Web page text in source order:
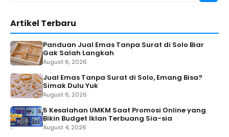
Artikel Terbaru
Panduan Jual Emas Tanpa Surat di Solo Biar
Gak Salah Langkah
August 6, 2026
Jual Emas Tanpa Surat di Solo, Emang Bisa?
Simak Dulu Yuk
August 6, 2026
5 Kesalahan UMKM Saat Promosi Online yang
Bikin Budget Iklan Terbuang Sia-sia
August 4, 2026